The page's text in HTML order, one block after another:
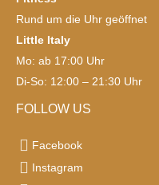
Rund um die Uhr geöffnet
Little Italy
Mo: ab 17:00 Uhr
Di-So: 12:00 – 21:30 Uhr
FOLLOW US
Facebook
Instagram